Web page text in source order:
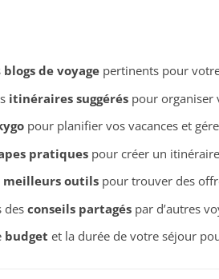
blogs de voyagepertinents pour
itinéraires suggéréspour organiser
pour planifier vos vacances et
pratiquespour créer un
meilleurs outilspour trouver des
des conseils partagéspar d’autres
budget et la durée de votre séjour